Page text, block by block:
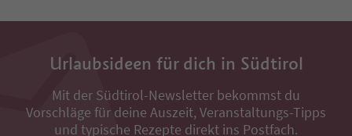
Urlaubsideen für dich in Südtirol
Mit der Südtirol-Newsletter bekommst du
Vorschläge für deine Auszeit, Veranstaltungs-Tipps
und typische Rezepte direkt ins Postfach.